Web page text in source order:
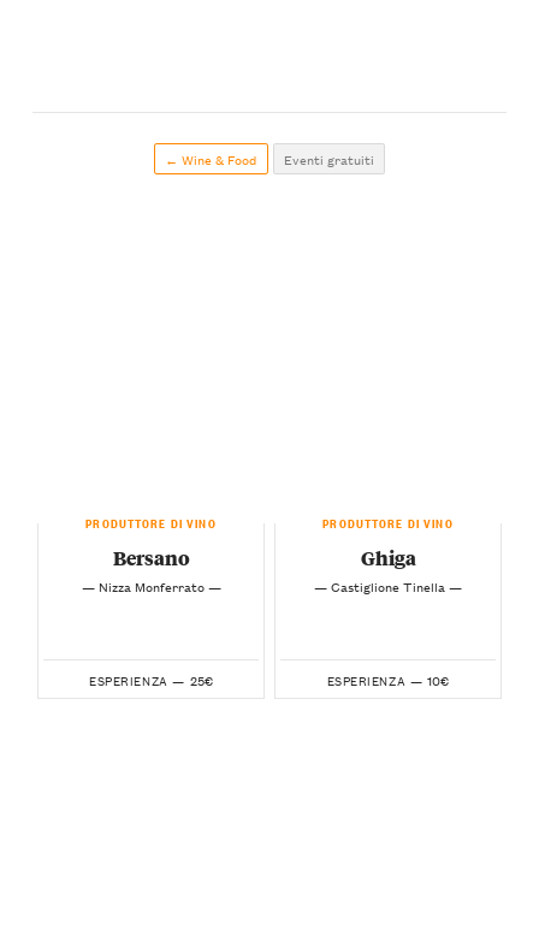
← Wine & Food Eventi gratuiti
PRODUTTORE DI VINO
Bersano
— Nizza Monferrato —
ESPERIENZA — 25€
PRODUTTORE DI VINO
Ghiga
— Castiglione Tinella —
ESPERIENZA — 10€